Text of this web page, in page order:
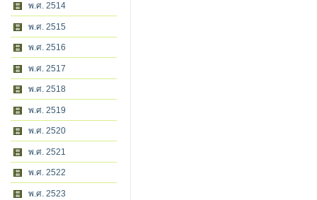
พ.ศ. 2514
พ.ศ. 2515
พ.ศ. 2516
พ.ศ. 2517
พ.ศ. 2518
พ.ศ. 2519
พ.ศ. 2520
พ.ศ. 2521
พ.ศ. 2522
พ.ศ. 2523